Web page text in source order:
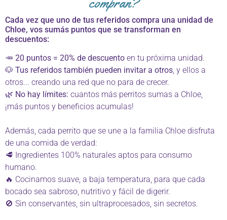
Cada vez que uno de tus referidos compra una unidad de
Chloe, vos sumás puntos que se transforman en
descuentos:
🥕 20 puntos = 20% de descuento en tu próxima unidad.
🐶 Tus referidos también pueden invitar a otros, y ellos a
otros... creando una red que no para de crecer.
🌿 No hay límites: cuantos más perritos sumas a Chloe,
¡más puntos y beneficios acumulas!
Además, cada perrito que se une a la familia Chloe disfruta
de una comida de verdad:
🥩 Ingredientes 100% naturales aptos para consumo
humano.
🔥 Cocinamos suave, a baja temperatura, para que cada
bocado sea sabroso, nutritivo y fácil de digerir.
🚫 Sin conservantes, sin ultraprocesados, sin secretos.